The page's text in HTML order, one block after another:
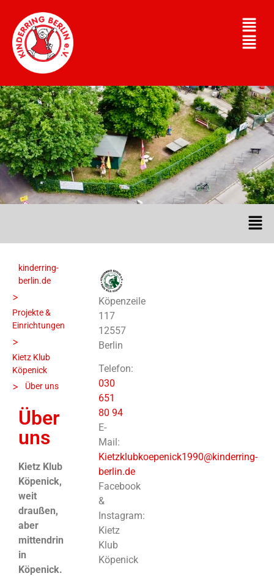
kinderring-
berlin.de
>
Projekte &
Einrichtungen
>
Kietz Klub
Köpenick
> Über uns
Über
uns
Kietz Klub
Köpenick,
weit
draußen,
aber
mittendrin
in
Köpenick.
Köpenzeile
117
12557
Berlin
Telefon:
030
651
80 94
E-
Mail:
Kietzklubkoepenick1990@kinderring-
berlin.de
Facebook
&
Instagram:
Kietz
Klub
Köpenick